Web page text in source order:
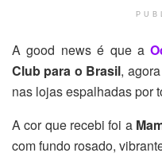
A good news é que a
Club para o Brasil,
nas lojas espalhadas por
A cor que recebi foi a
com fundo rosado,